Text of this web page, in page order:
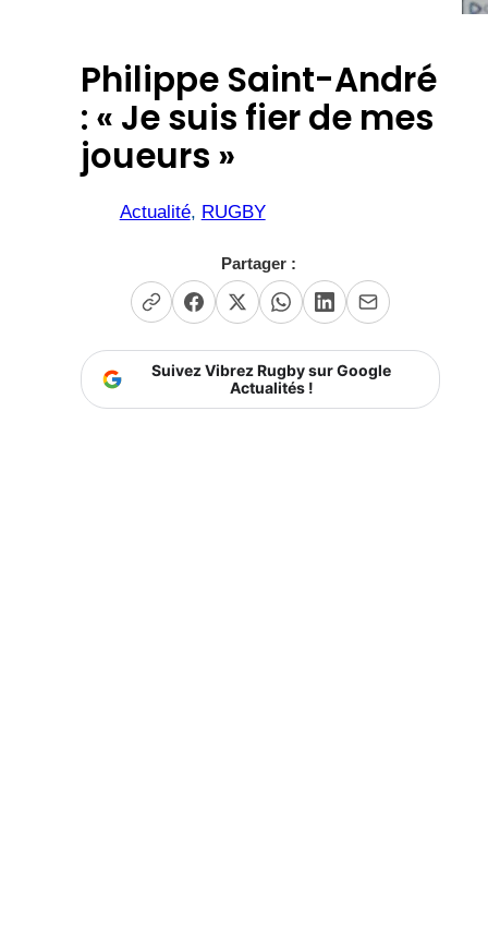
Philippe Saint-André
: « Je suis fier de mes
joueurs »
Actualité, RUGBY
Partager :
Suivez Vibrez Rugby sur Google
Actualités !